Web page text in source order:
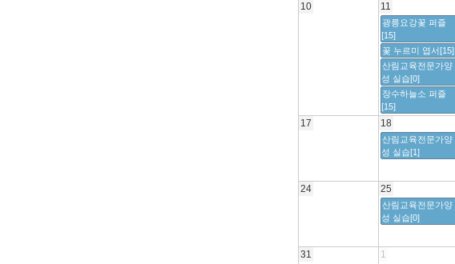
10 11
17 18
24 25
31 1
광릉요강꽃 퍼즐
[15]
꽃 누르미 엽서[15]
산림교육전문가양
성 실습[0]
장수하늘소 퍼즐
[15]
산림교육전문가양
성 실습[1]
산림교육전문가양
성 실습[0]